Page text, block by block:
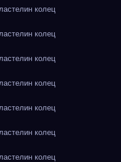
колец
колец
колец
колец
колец
колец
колец